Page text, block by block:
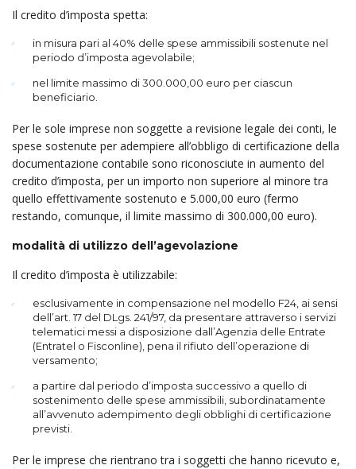
Il credito d’imposta spetta:
in misura pari al 40% delle spese ammissibili sostenute nel
periodo d’imposta agevolabile;
nel limite massimo di 300.000,00 euro per ciascun
beneficiario.
Per le sole imprese non soggette a revisione legale dei conti, le
spese sostenute per adempiere all’obbligo di certificazione della
documentazione contabile sono riconosciute in aumento del
cre­di­to d’imposta, per un importo non superiore al minore tra
quello effettivamente sostenuto e 5.000,00 euro (fermo
restando, comunque, il limite massimo di 300.000,00 euro).
modalità di utilizzo dell’agevolazione
Il credito d’imposta è utilizzabile:
esclusivamente in compensazione nel modello F24, ai sensi
dell’art. 17 del DLgs. 241/97, da presentare attraverso i servizi
telematici messi a disposizione dall’Agenzia delle Entrate
(Entratel o Fisconline), pena il rifiuto dell’operazione di
versamento;
a partire dal periodo d’imposta successivo a quello di
sostenimento delle spese ammissibili, subordinatamente
all’avvenuto adempimento degli obblighi di certificazione
previsti.
Per le imprese che rientrano tra i soggetti che hanno ricevuto e,